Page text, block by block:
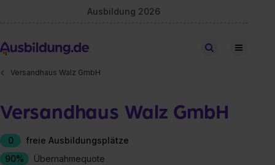
Ausbildung 2026
Stellen finden
Versandhaus Walz GmbH
Versandhaus Walz GmbH
0
freie Ausbildungsplätze
90%
Übernahmequote